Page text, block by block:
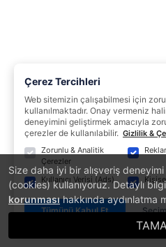
Size daha iyi bir alışveriş
(cookies) kullanıyoruz. Detaylı
korunmasıhakkında aydınlatma
Çerez Tercihleri
Web sitemizin çalışabilmesi için
kullanılmaktadır. Onay vermeniz
deneyimini geliştirmek amacıyla
çerezler de kullanılabilir. Gizlilik &
Zorunlu & Analitik
Çerezler
Kullanıcı Verisi (Ads)
Tümünü Kabul Et